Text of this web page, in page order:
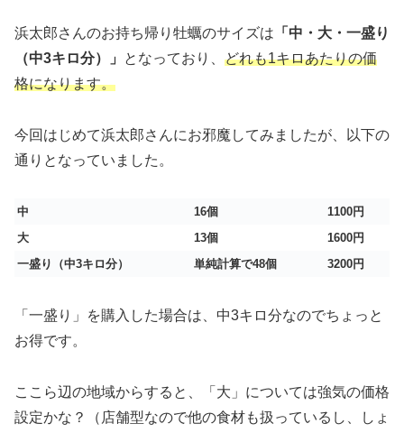
浜太郎さんのお持ち帰り牡蠣のサイズは 「中・大・一盛り
（中3キロ分）」
となっており、 どれも1キロあたりの価
格になります。
今回はじめて浜太郎さんにお邪魔してみましたが、以下の
通りとなっていました。
中 16個
1100円
大
13個
1600円
一盛り（中3キロ分）
単純計算で48個 3200円
「一盛り」を購入した場合は、中3キロ分なのでちょっと
お得です。
ここら辺の地域からすると、「大」については強気の価格
設定かな？（店舗型なので他の食材も扱っているし、しょ